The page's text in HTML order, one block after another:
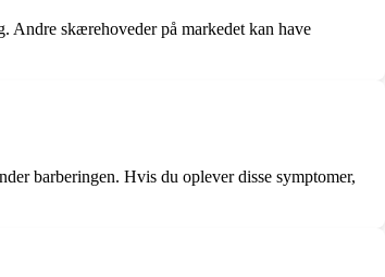
Andre skærehoveder på markedet kan have
barberingen. Hvis du oplever disse symptomer,